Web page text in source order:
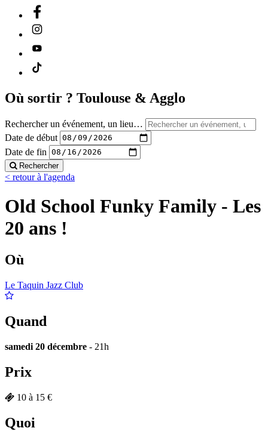
Où sortir ? Toulouse & Agglo
Rechercher un événement, un lieu…
Date de début
Date de fin
Rechercher
< retour à l'agenda
Old School Funky Family - Les
20 ans !
Où
Le Taquin Jazz Club
Quand
samedi 20 décembre - 21h
Prix
10 à 15 €
Quoi